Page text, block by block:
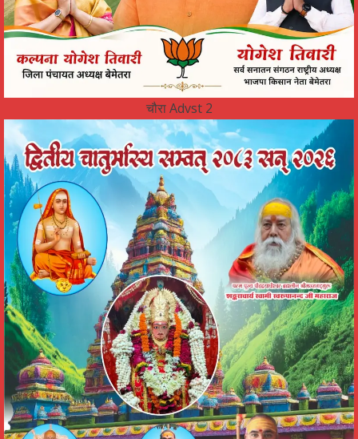
चौरा Advst 2